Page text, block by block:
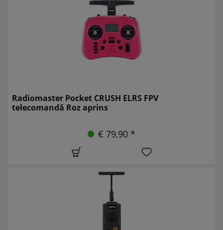
Radiomaster Pocket CRUSH ELRS FPV
telecomandă Roz aprins
€ 79,90 *